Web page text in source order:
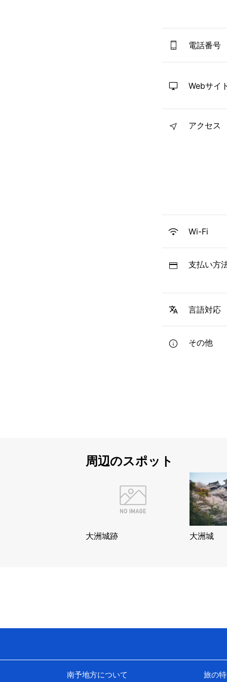
電話番号
Webサイ
アクセス
Wi-Fi
支払い方
言語対応
その他
周辺のスポット
大洲城跡 大洲城
南予地方について 旅の